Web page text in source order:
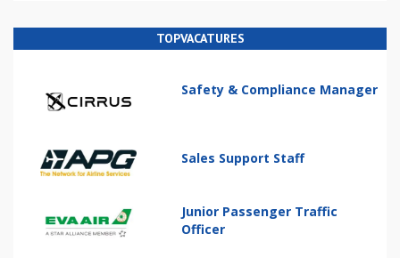
TOPVACATURES
Safety & Compliance Manager
Sales Support Staff
Junior Passenger Traffic
Officer